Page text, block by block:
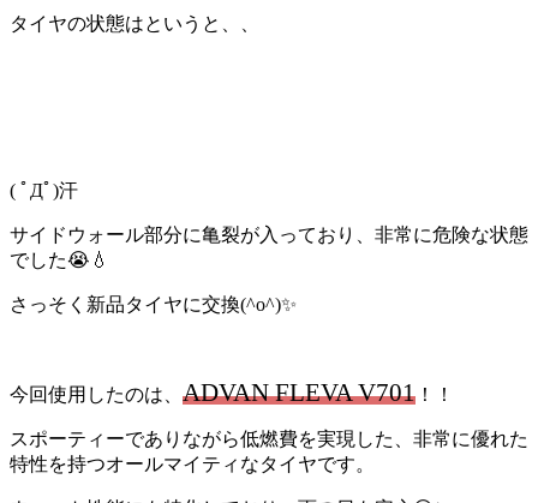
タイヤの状態はというと、、
( ﾟДﾟ)汗
サイドウォール部分に亀裂が入っており、非常に危険な状態
でした😭💧
さっそく新品タイヤに交換(^o^)✨
今回使用したのは、 ADVAN FLEVA V701 ！！
スポーティーでありながら低燃費を実現した、非常に優れた
特性を持つオールマイティなタイヤです。